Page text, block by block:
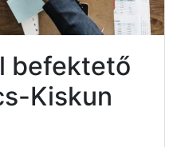
befektető
Kiskun